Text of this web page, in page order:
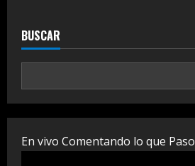
BUSCAR
En vivo Comentando lo que Paso